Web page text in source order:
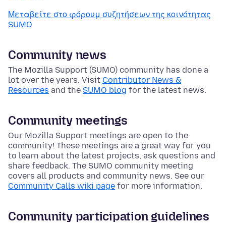
Μεταβείτε στο φόρουμ συζητήσεων της κοινότητας
SUMO
Community news
The Mozilla Support (SUMO) community has done a
lot over the years. Visit Contributor News &
Resources and the SUMO blog for the latest news.
Community meetings
Our Mozilla Support meetings are open to the
community! These meetings are a great way for you
to learn about the latest projects, ask questions and
share feedback. The SUMO community meeting
covers all products and community news. See our
Community Calls wiki page for more information.
Community participation guidelines